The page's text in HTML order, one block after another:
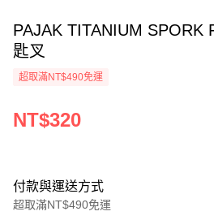
PAJAK TITANIUM SPORK
匙叉
超取滿NT$490免運
NT$320
付款與運送方式
超取滿NT$490免運